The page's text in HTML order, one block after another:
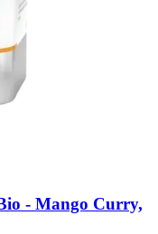
-​ Mango Curry,